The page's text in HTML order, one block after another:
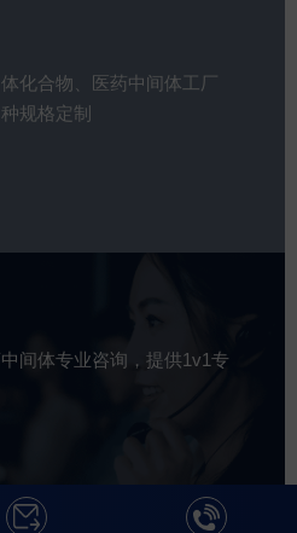
化合物、医药中间体工厂
规格定制
间体专业咨询，提供1v1专